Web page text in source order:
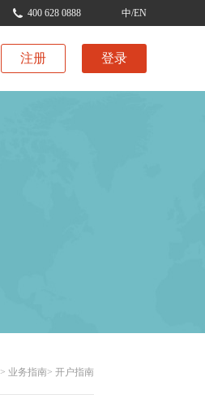
中/EN
400 628 0888
注册 登录
> 业务指南> 开户指南